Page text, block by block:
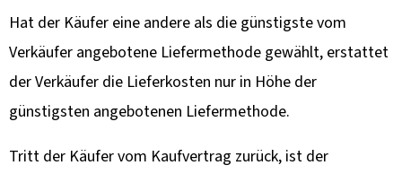
Hat der Käufer eine andere als die günstigste vom
Verkäufer angebotene Liefermethode gewählt, erstattet
der Verkäufer die Lieferkosten nur in Höhe der
günstigsten angebotenen Liefermethode.
Tritt der Käufer vom Kaufvertrag zurück, ist der